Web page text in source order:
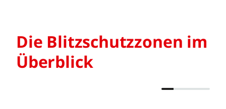
Die Blitzschutzzonen im
Überblick